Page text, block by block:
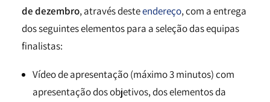
de dezembro, através desteendereço, com a entrega
dos seguintes elementos para a seleção das equipas
finalistas:
Vídeo de apresentação (máximo 3 minutos) com
apresentação dos objetivos, dos elementos da